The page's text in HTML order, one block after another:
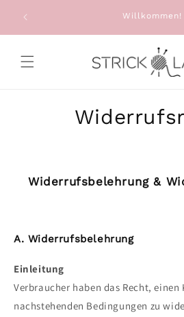
Inhalt
Willkommen!
Widerrufsbelehrung &
A. Widerrufsbelehrung
Einleitung
Verbraucher haben das Recht,
nachstehenden Bedingungen zu